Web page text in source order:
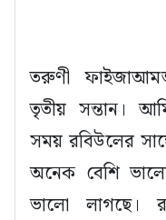
তরুণী
তৃতীয় সন্তান।
সময় রবিউলের
অনেক বেশি
ভালো লাগছে।